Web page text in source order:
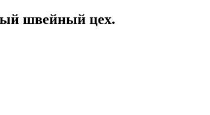
швейный цех.